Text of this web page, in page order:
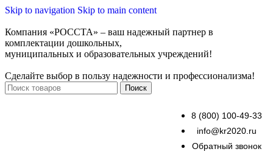
Skip to navigation Skip to main content
Компания «РОССТА» – ваш надежный партнер в
комплектации дошкольных,
муниципальных и образовательных учреждений!
Сделайте выбор в пользу надежности и профессионализма!
Поиск
8 (800) 100-49-33
info@kr2020.ru
Обратный звонок